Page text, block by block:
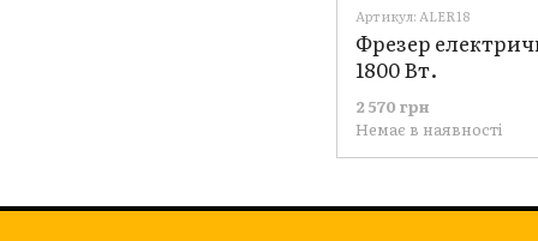
Артикул: ALER18
Фрезер
1800 Вт.
2 570 грн
Немає в наявності